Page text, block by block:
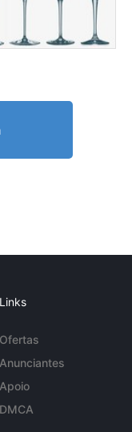
Links
Ofertas
Anunciantes
Apoio
DMCA